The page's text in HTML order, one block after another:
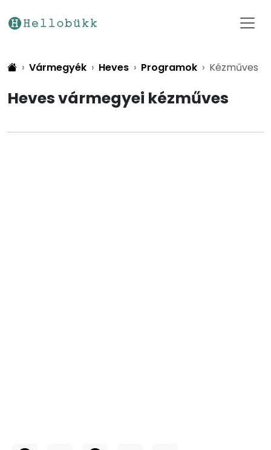
Vármegyék Heves Programok Kézműves
Heves vármegyei kézműves